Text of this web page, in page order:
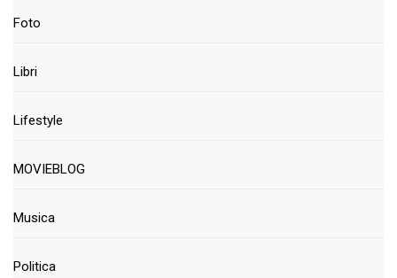
Foto
Libri
Lifestyle
MOVIEBLOG
Musica
Politica